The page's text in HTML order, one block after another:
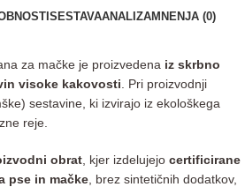
SESTAVAANALIZAMNENJA (0)
za mačke je proizvedena iz skrbno
visoke kakovosti . Pri proizvodnji
sestavine, ki izvirajo iz ekološkega
reje.
obrat , kjer izdelujejo certificirane
pse in mačke , brez sintetičnih dodatkov,